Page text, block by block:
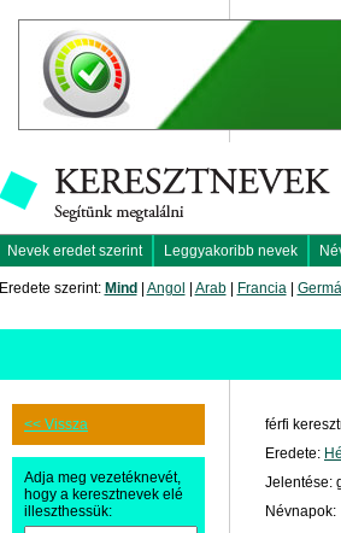
Nevek eredet szerint Leggyakoribb nevek
Eredete szerint: Mind Angol Arab| Francia|
<< Vissza
Adja meg vezetéknevét,
hogy a keresztnevek elé
illeszthessük:
férfi
Eredete:
Jelentése:
Névnapok: